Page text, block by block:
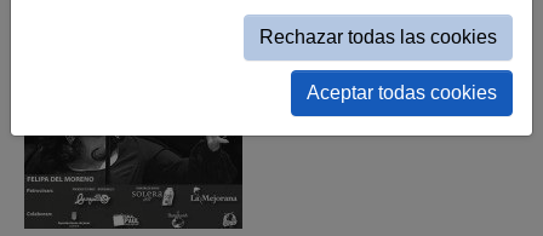
Rechazar todas las cookies
Aceptar todas cookies